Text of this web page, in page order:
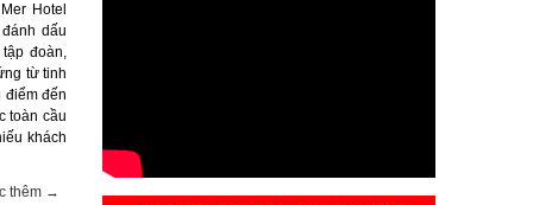
Hotel
dấu
đoàn,
từ tinh
điểm đến
toàn cầu
khách
thêm →